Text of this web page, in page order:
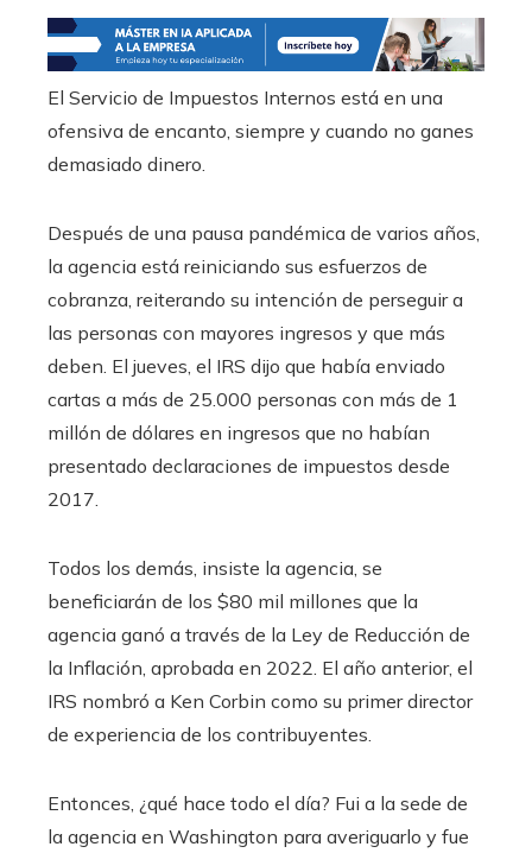
El Servicio de Impuestos Internos está en una
ofensiva de encanto, siempre y cuando no ganes
demasiado dinero.
Después de una pausa pandémica de varios años,
la agencia está reiniciando sus esfuerzos de
cobranza, reiterando su intención de perseguir a
las personas con mayores ingresos y que más
deben. El jueves, el IRS dijo que había enviado
cartas a más de 25.000 personas con más de 1
millón de dólares en ingresos que no habían
presentado declaraciones de impuestos desde
2017.
Todos los demás, insiste la agencia, se
beneficiarán de los $80 mil millones que la
agencia ganó a través de la Ley de Reducción de
la Inflación, aprobada en 2022. El año anterior, el
IRS nombró a Ken Corbin como su primer director
de experiencia de los contribuyentes.
Entonces, ¿qué hace todo el día? Fui a la sede de
la agencia en Washington para averiguarlo y fue